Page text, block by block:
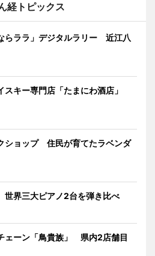
経トピックス
らララ」デジタルラリー 近江八
スキー専門店「たまにわ酒店」
ショップ 住民が育てたラベンダ
界三大ピアノ2台を弾き比べ
ェーン「鳥貴族」 県内2店舗目